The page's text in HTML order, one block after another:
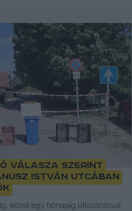
válasza szerint
István utcában
közel egy hónapig útlezárással